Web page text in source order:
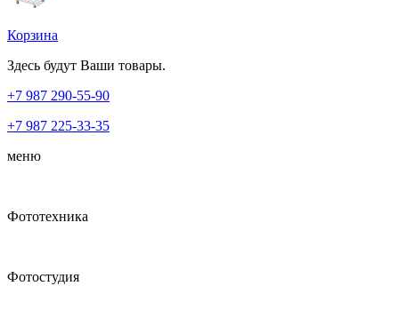
Корзина
Здесь будут Ваши товары.
+7 987 290-55-90
+7 987 225-33-35
меню
Фототехника
Фотостудия